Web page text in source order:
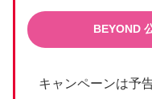
BEYOND
キャンペーンは予